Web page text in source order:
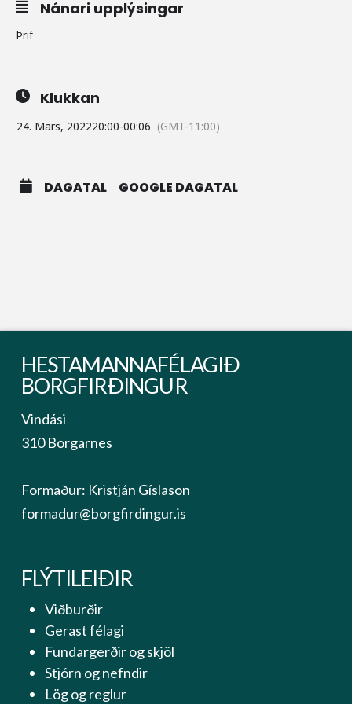
Nánari upplýsingar
Þrif
Klukkan
24. Mars, 202220:00-00:06 (GMT-11:00)
DAGATAL GOOGLE DAGATAL
HESTAMANNAFÉLAGIÐ
BORGFIRÐINGUR
Vindási
310 Borgarnes
Formaður: Kristján Gíslason
formadur@borgfirdingur.is
FLÝTILEIÐIR
Viðburðir
Gerast félagi
Fundargerðir og skjöl
Stjórn og nefndir
Lög og reglur